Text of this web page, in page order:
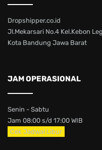
Dropshipper.co.id
Jl.Mekarsari No.4 Kel.Kebon
Kota Bandung Jawa Barat
JAM OPERASIONAL
Senin - Sabtu
Jam 08:00 s/d 17:00 WIB
Cek Jadwal Libur